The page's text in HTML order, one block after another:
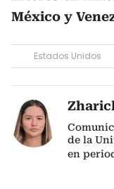
México y
Estados Unidos
de la
en